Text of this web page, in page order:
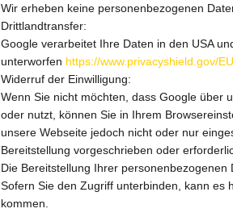
Wir erheben keine personenbezogenen
Drittlandtransfer:
Google verarbeitet Ihre Daten in den USA
unterworfen https://www.privacyshield.gov/
Widerruf der Einwilligung:
Wenn Sie nicht möchten, dass Google über
oder nutzt, können Sie in Ihrem
unsere Webseite jedoch nicht oder nur
Bereitstellung vorgeschrieben oder
Die Bereitstellung Ihrer
Sofern Sie den Zugriff unterbinden, kann es
kommen.